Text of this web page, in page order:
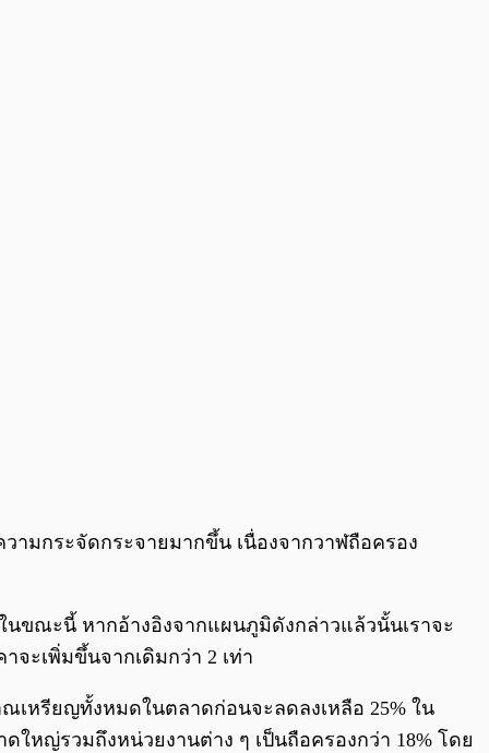
0:00
ามกระจัดกระจายมากขึ้น เนื่องจากวาฬถือครอง
ขณะนี้ หากอ้างอิงจากแผนภูมิดังกล่าวแล้วนั้นเราจะ
จะเพิ่มขึ้นจากเดิมกว่า 2 เท่า
เหรียญทั้งหมดในตลาดก่อนจะลดลงเหลือ 25% ใน
ใหญ่รวมถึงหน่วยงานต่าง ๆ เป็นถือครองกว่า 18% โดย